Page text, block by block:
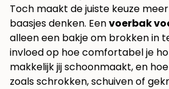
Toch maakt de juiste keuze
baasjes denken. Eenvoerbak
alleen een bakje om brokken in
invloed op hoe comfortabel je
makkelijk jij schoonmaakt, en
zoals schrokken, schuiven of